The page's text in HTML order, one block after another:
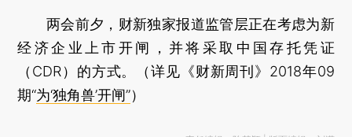
两会前夕，财新独家报道监管层正在考虑为新
经济企业上市开闸，并将采取中国存托凭证
（CDR）的方式。（详见《财新周刊》2018年09
期“为‘独角兽’开闸”）